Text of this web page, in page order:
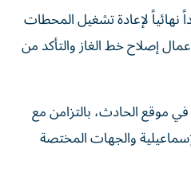
نهائياً لإعادة تشغيل المحطات
إصلاح خط الغاز والتأكد من
موقع الحادث، بالتزامن مع
والجهات المختصة